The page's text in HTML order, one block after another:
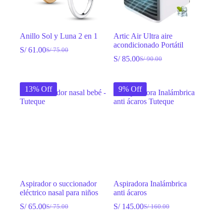
Anillo Sol y Luna 2 en 1
S/75.00
El
era:
S/ 75.00.
S/61.00El
es:
S/ 61.00.
Artic Air Ultra aire
acondicionado Portátil
S/90.00
El
original
era:
S/ 90.00.
S/85.00El
actual
es:
S/ 85.00.
13% Off
Aspirador o succionador
eléctrico nasal para niños
S/75.00
El
S/65.00El
9% Off
Aspiradora Inalámbrica
anti ácaros
S/160.00
El
S/145.00El